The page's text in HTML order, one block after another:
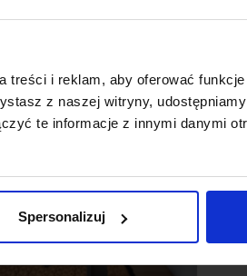
i reklam, aby oferować
z naszej witryny,
te informacje z innymi danymi
Spersonalizuj